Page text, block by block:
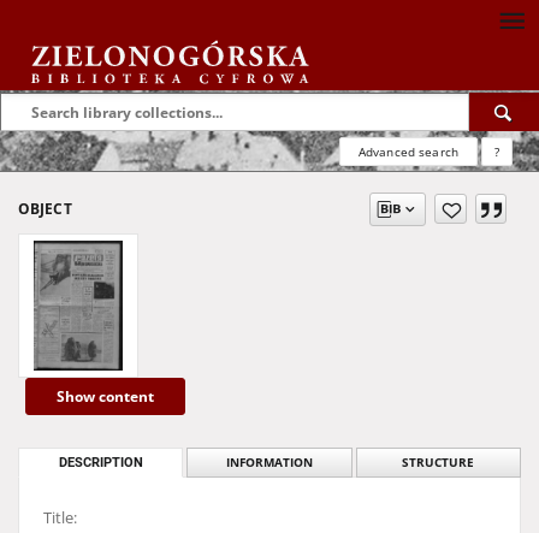
Advanced search ?
OBJECT
Show content
DESCRIPTION INFORMATION STRUCTURE
Title: